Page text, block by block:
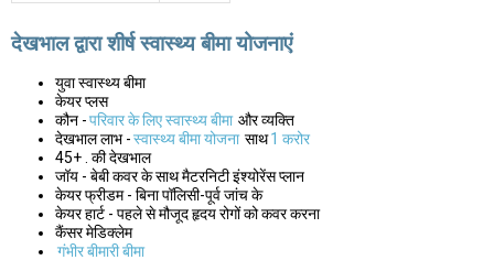
देखभाल द्वारा शीर्ष स्वास्थ्य बीमा योजनाएं
युवा स्वास्थ्य बीमा
केयर प्लस
कौन -परिवार के लिए स्वास्थ्य बीमा और व्यक्ति
देखभाल लाभ -स्वास्थ्य बीमा योजना साथ1 करोर
45+ . की देखभाल
जॉय - बेबी कवर के साथ मैटरनिटी इंश्योरेंस प्लान
केयर फ्रीडम - बिना पॉलिसी-पूर्व जांच के
केयर हार्ट - पहले से मौजूद हृदय रोगों को कवर करना
कैंसर मेडिक्लेम
गंभीर बीमारी बीमा